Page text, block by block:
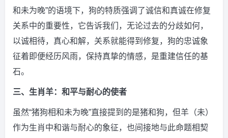
和未为晚”的语境下，狗的特质强调了诚信和真诚在修复
关系中的重要性，它告诉我们，无论过去的分歧如何，
以诚相待，真心和解，关系就能得到修复，狗的忠诚象
征着即便经历风雨，保持真挚的情感，是重建信任的基
石。
三、生肖羊：和平与耐心的使者
虽然“猪狗相和未为晚”直接提到的是猪和狗，但羊（未）
作为生肖中和谐与耐心的象征，也间接地与此命题相契